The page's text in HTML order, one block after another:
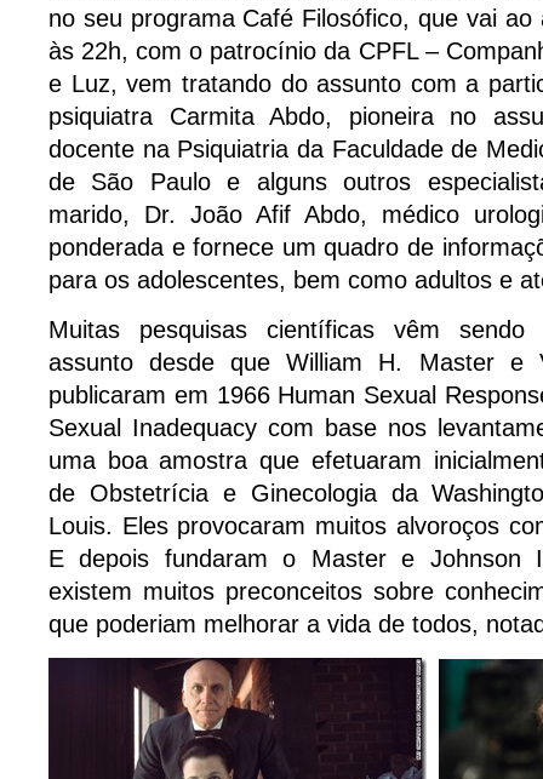
no seu programa Café Filosófico, que vai
às 22h, com o patrocínio da CPFL –
e Luz, vem tratando do assunto com a
psiquiatra Carmita Abdo, pioneira no
docente na Psiquiatria da Faculdade de
de São Paulo e alguns outros
marido, Dr. João Afif Abdo, médico
ponderada e fornece um quadro de
para os adolescentes, bem como adultos e
Muitas pesquisas científicas vêm
assunto desde que William H. Master e
publicaram em 1966 Human Sexual
Sexual Inadequacy com base nos
uma boa amostra que efetuaram
de Obstetrícia e Ginecologia da
Louis. Eles provocaram muitos alvoroços
E depois fundaram o Master e Johnson
existem muitos preconceitos sobre
que poderiam melhorar a vida de todos,